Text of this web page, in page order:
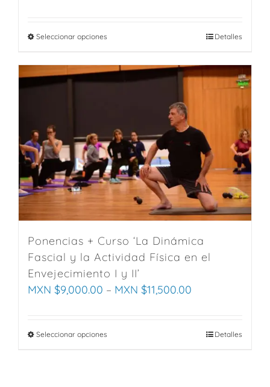
Seleccionar opciones
has
options
may
be
chosen
the
product
page
Detalles
Ponencias + Curso ‘La Dinámica
Fascial y la Actividad Física en el
Envejecimiento I y II’
MXN $9,000.00 – MXN $11,500.00
Seleccionar opciones Detalles